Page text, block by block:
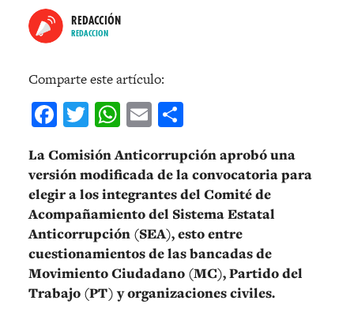
REDACCIÓN
REDACCION
Comparte este artículo:
Facebook
Twitter
WhatsApp
Email
La Comisión Anticorrupción aprobó una
versión modificada de la convocatoria para
elegir a los integrantes del Comité de
Acompañamiento del Sistema Estatal
Anticorrupción (SEA), esto entre
cuestionamientos de las bancadas de
Movimiento Ciudadano (MC), Partido del
Trabajo (PT) y organizaciones civiles.